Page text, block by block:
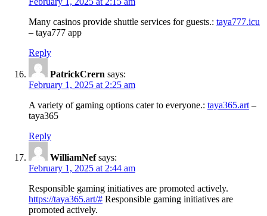
Many casinos provide shuttle services for guests.: taya777.icu
– taya777 app
Reply
PatrickCrern says:
February 1, 2025 at 2:25 am
A variety of gaming options cater to everyone.: taya365.art –
taya365
Reply
WilliamNef says:
February 1, 2025 at 2:44 am
Responsible gaming initiatives are promoted actively.
https://taya365.art/# Responsible gaming initiatives are
promoted actively.